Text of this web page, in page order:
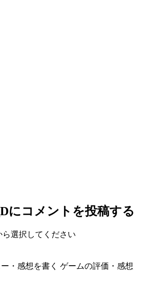
にコメントを投稿する
選択してください
・感想を書く ゲームの評価・感想